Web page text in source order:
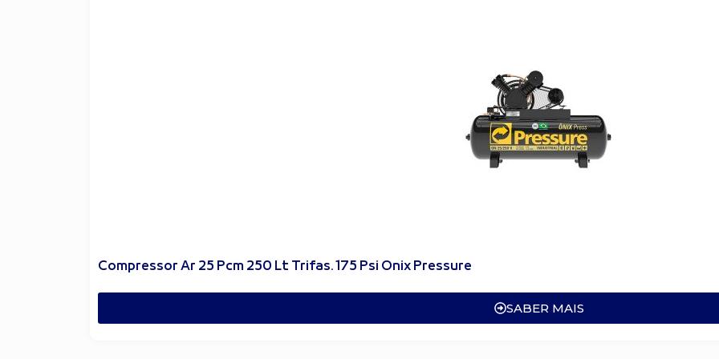
Compressor Ar 25 Pcm 250 Lt Trifas. 175 Psi Onix Pressure
SABER MAIS